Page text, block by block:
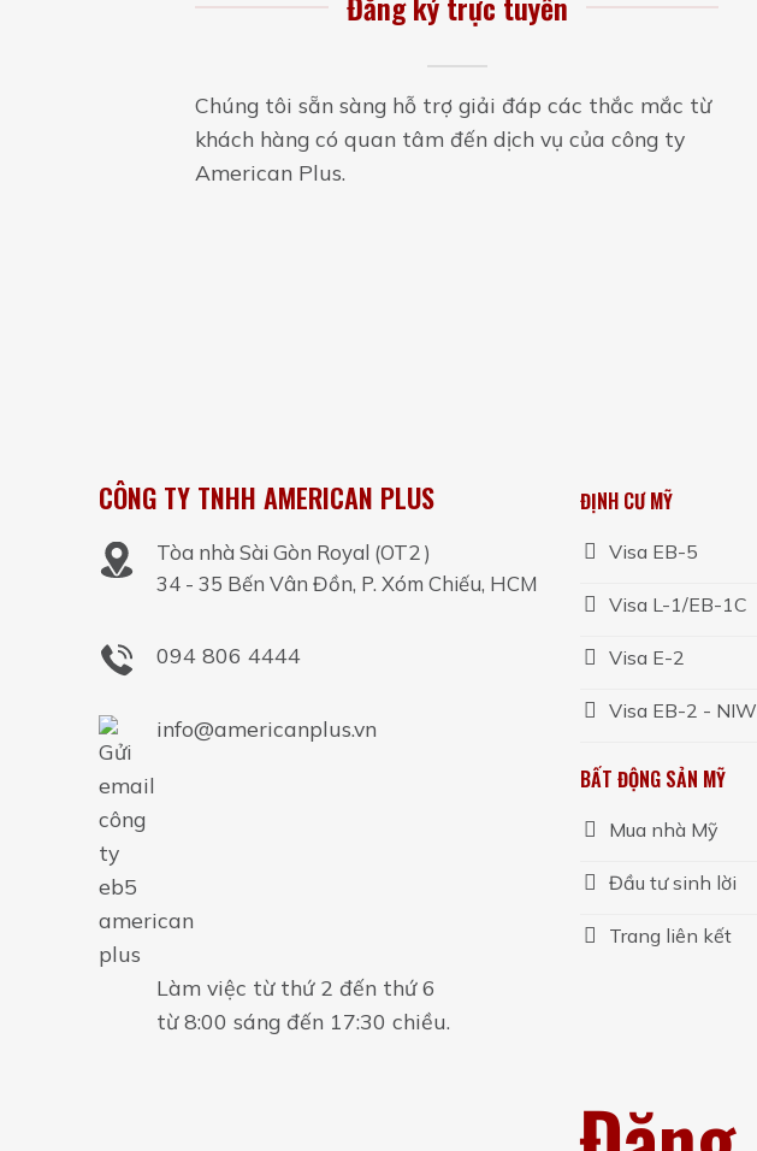
Chúng tôi sẵn sàng hỗ trợ giải đáp các thắc mắc từ
khách hàng có quan tâm đến dịch vụ của công ty
American Plus.
CÔNG TY TNHH AMERICAN PLUS
Tòa nhà Sài Gòn Royal (OT2 )
34 - 35 Bến Vân Đồn, P. Xóm Chiếu, HCM
094 806 4444
info@americanplus.vn
Làm việc từ thứ 2 đến thứ 6
từ 8:00 sáng đến 17:30 chiều.
ĐỊNH CƯ MỸ
Visa EB-5
Visa L-1/EB-1C
Visa E-2
Visa EB-2 - NIW
BẤT ĐỘNG SẢN MỸ
Mua nhà Mỹ
Đầu tư sinh lời
Trang liên kết